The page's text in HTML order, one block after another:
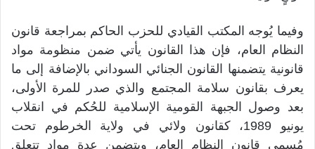
وفيما يُوجه المكتب القيادي للحزب الحاكم بمراجعة قانون
النظام العام، فإن هذا القانون يأتي ضمن منظومة مواد
قانونية يتضمنها القانون الجنائي السوداني بالإضافة إلى ما
يعرف بقانون سلامة المجتمع والذي صدر للمرة الأولى،
بعد وصول الجبهة القومية الإسلامية للحُكم في انقلاب
يونيو 1989، كقانون ولائي في ولاية الخرطوم تحت
مُسمى قانون النظام العام، ويتضمن عدة مواد تتعلق